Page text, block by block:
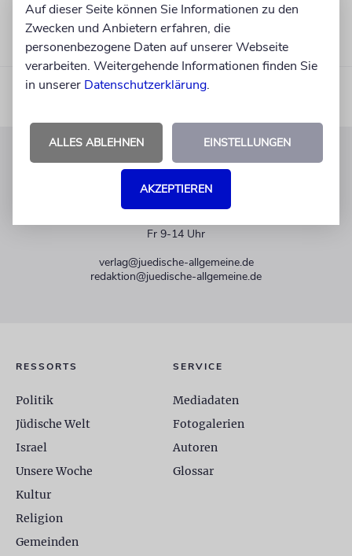
KUNDENSERVICE
Fr 9-14 Uhr
verlag@juedische-allgemeine.de
redaktion@juedische-allgemeine.de
RESSORTS
Politik
Jüdische Welt
Israel
Unsere Woche
Kultur
Religion
Gemeinden
SERVICE
Mediadaten
Fotogalerien
Autoren
Glossar
Auf dieser Seite können Sie Informationen zu den
Zwecken und Anbietern erfahren, die
personenbezogene Daten auf unserer Webseite
verarbeiten. Weitergehende Informationen finden Sie
in unserer Datenschutzerklärung.
ALLES ABLEHNEN EINSTELLUNGEN
AKZEPTIEREN